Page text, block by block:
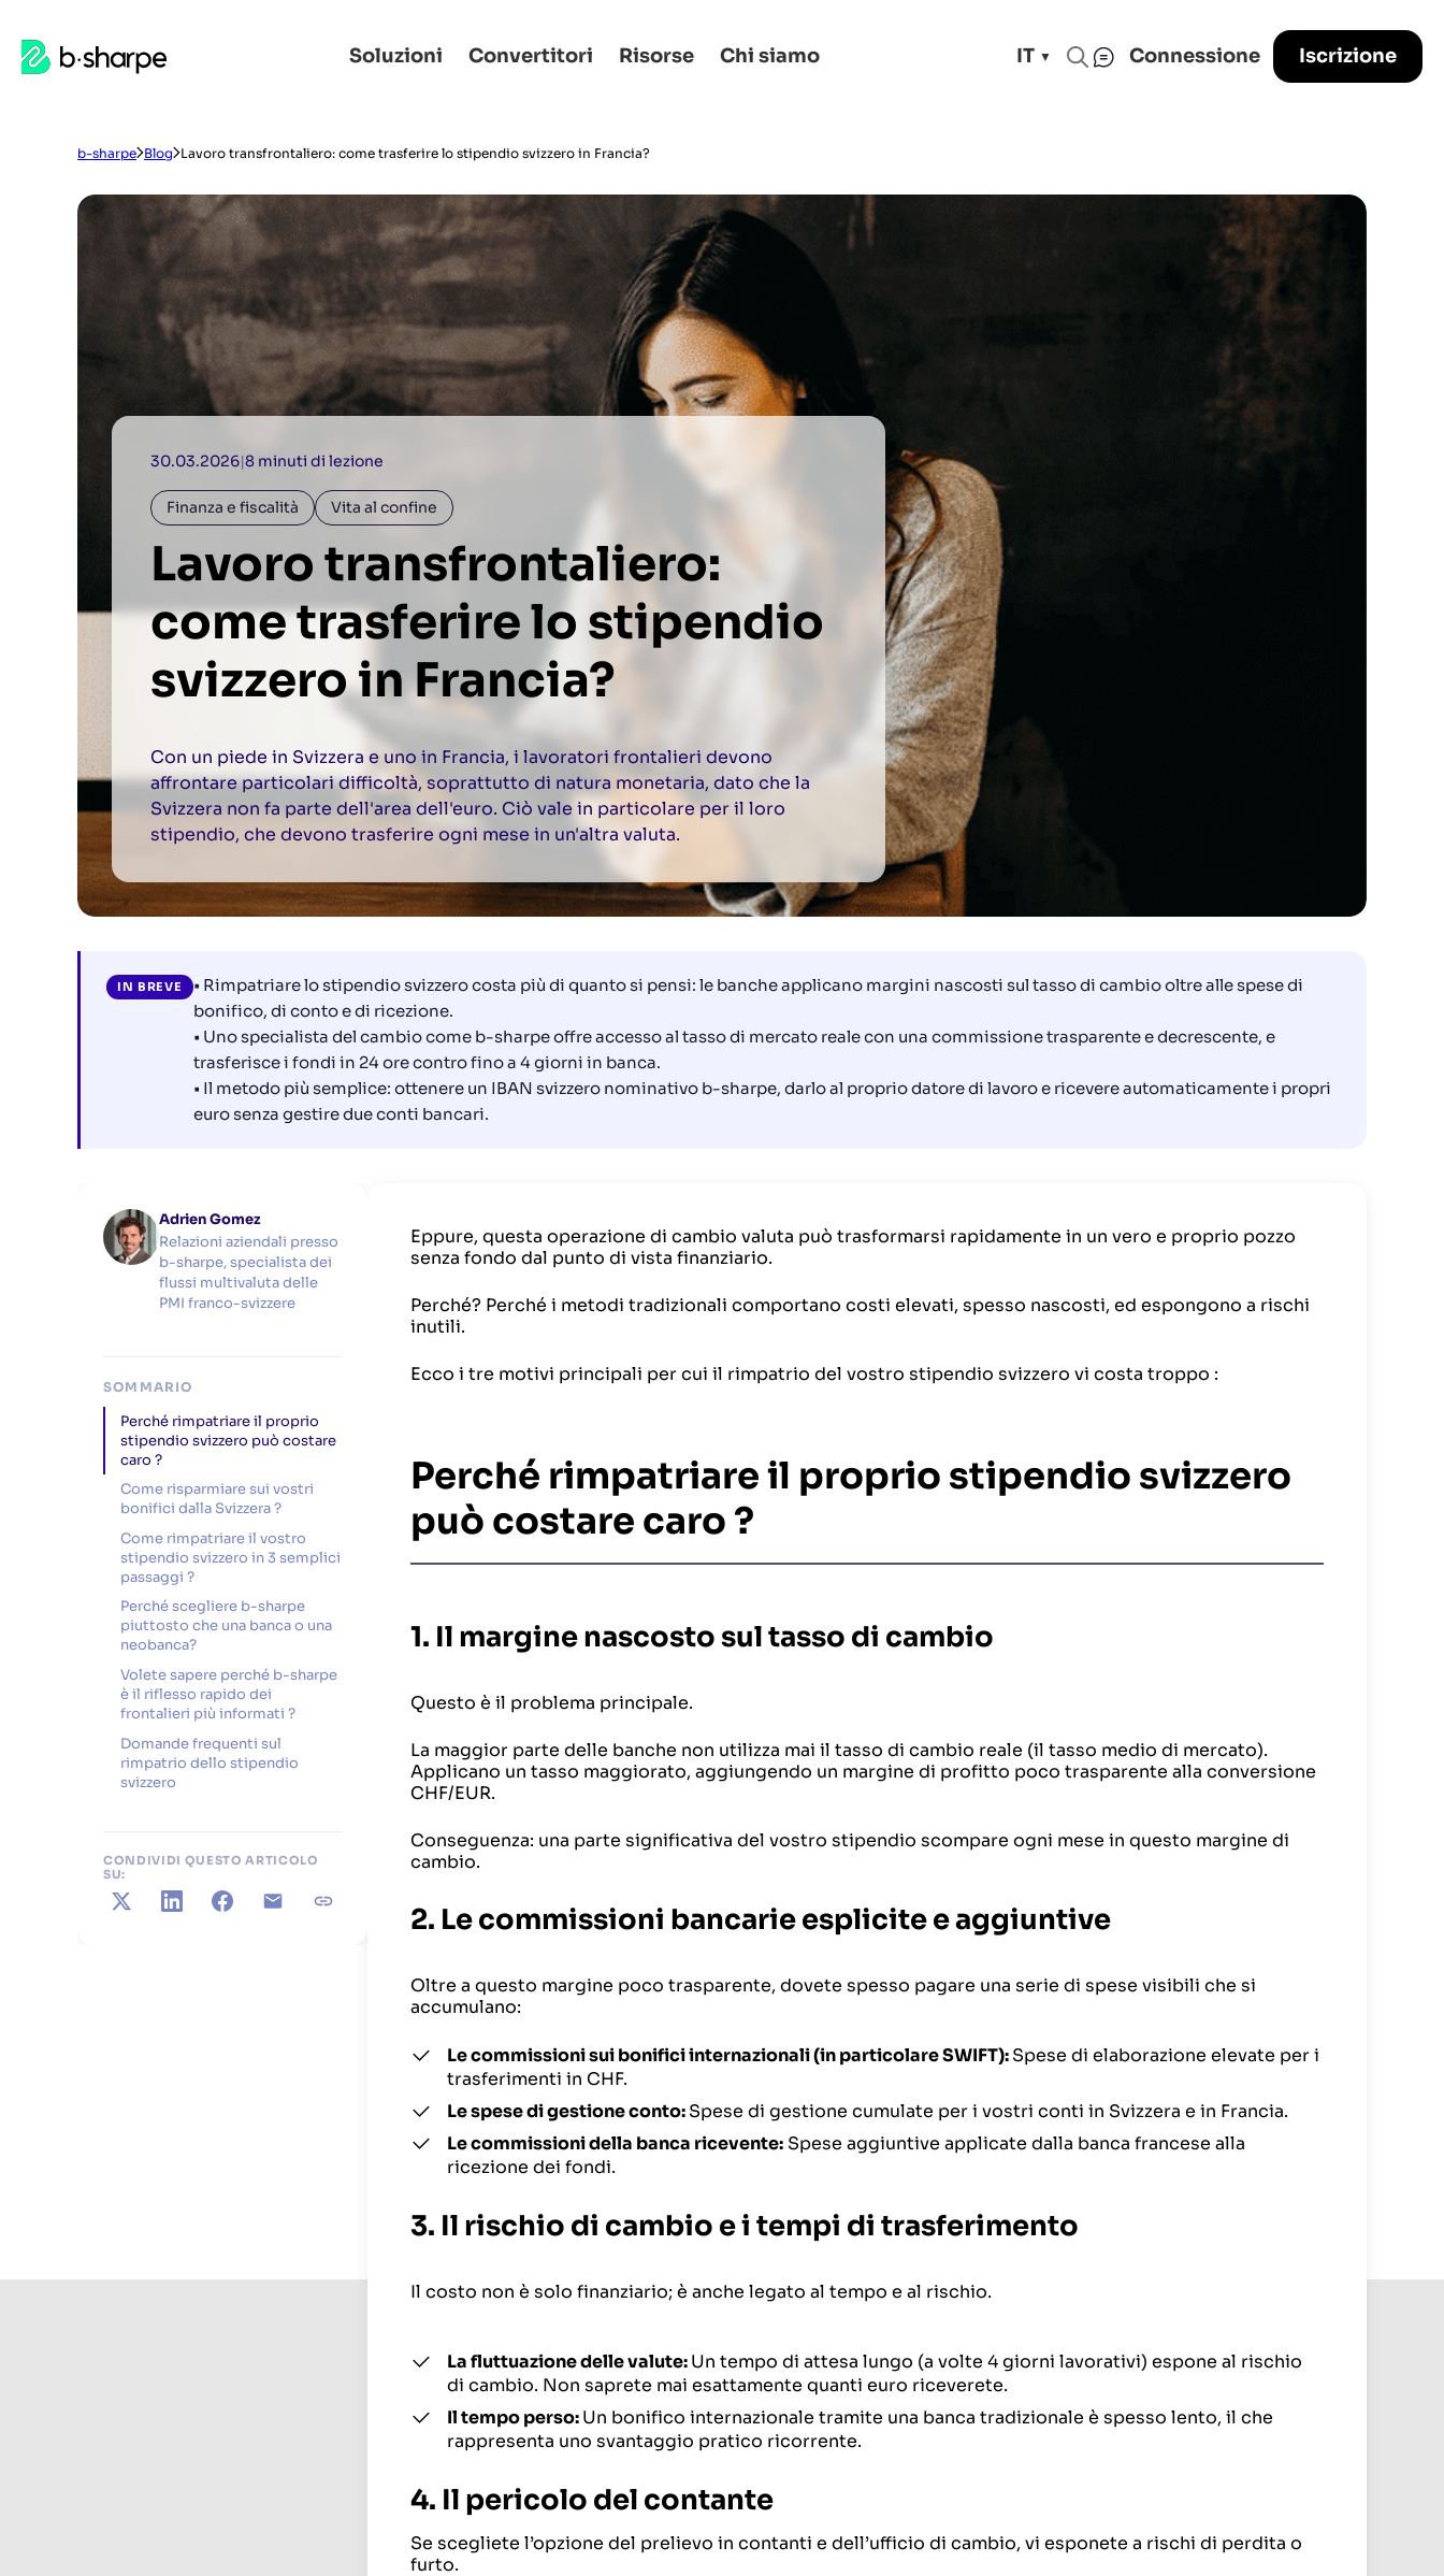
Accedere
Vai
b-
sharpe
Soluzioni Convertitori Risorse Chi siamo IT Connessione Iscrizione
b-sharpe Blog Lavoro transfrontaliero: come trasferire lo stipendio svizzero in Francia?
30.03.2026|8 minuti di lezione
Finanza e fiscalità Vita al confine
Lavoro transfrontaliero:
come trasferire lo stipendio
svizzero in Francia?
Con un piede in Svizzera e uno in Francia, i lavoratori frontalieri devono
affrontare particolari difficoltà, soprattutto di natura monetaria, dato che la
Svizzera non fa parte dell'area dell'euro. Ciò vale in particolare per il loro
stipendio, che devono trasferire ogni mese in un'altra valuta.
IN BREVE
• Rimpatriare lo stipendio svizzero costa più di quanto si pensi: le banche applicano margini nascosti sul tasso di cambio oltre alle spese di
bonifico, di conto e di ricezione.
• Uno specialista del cambio come b-sharpe offre accesso al tasso di mercato reale con una commissione trasparente e decrescente, e
trasferisce i fondi in 24 ore contro fino a 4 giorni in banca.
• Il metodo più semplice: ottenere un IBAN svizzero nominativo b-sharpe, darlo al proprio datore di lavoro e ricevere automaticamente i propri
euro senza gestire due conti bancari.
Adrien Gomez
Relazioni aziendali presso
b-sharpe, specialista dei
flussi multivaluta delle
PMI franco-svizzere
SOMMARIO
Perché rimpatriare il proprio
stipendio svizzero può costare
caro ?
Come risparmiare sui vostri
bonifici dalla Svizzera ?
Come rimpatriare il vostro
stipendio svizzero in 3 semplici
passaggi ?
Perché scegliere b-sharpe
piuttosto che una banca o una
neobanca?
Volete sapere perché b-sharpe
è il riflesso rapido dei
frontalieri più informati ?
Domande frequenti sul
rimpatrio dello stipendio
svizzero
CONDIVIDI QUESTO ARTICOLO
SU:
X LinkedInFacebookE-mailCopia il link
Eppure, questa operazione di cambio valuta può trasformarsi rapidamente in un vero e proprio pozzo
senza fondo dal punto di vista finanziario.
Perché? Perché i metodi tradizionali comportano costi elevati, spesso nascosti, ed espongono a rischi
inutili.
Ecco i tre motivi principali per cui il rimpatrio del vostro stipendio svizzero vi costa troppo :
Perché rimpatriare il proprio stipendio svizzero
può costare caro ?
1. Il margine nascosto sul tasso di cambio
Questo è il problema principale.
La maggior parte delle banche non utilizza mai il tasso di cambio reale (il tasso medio di mercato).
Applicano un tasso maggiorato, aggiungendo un margine di profitto poco trasparente alla conversione
CHF/EUR.
Conseguenza: una parte significativa del vostro stipendio scompare ogni mese in questo margine di
cambio.
2. Le commissioni bancarie esplicite e aggiuntive
Oltre a questo margine poco trasparente, dovete spesso pagare una serie di spese visibili che si
accumulano:
Le commissioni sui bonifici internazionali (in particolare SWIFT):Spese di elaborazione elevate per i
trasferimenti in CHF.
Le spese di gestione conto:Spese di gestione cumulate per i vostri conti in Svizzera e in Francia.
Le commissioni della banca ricevente: Spese aggiuntive applicate dalla banca francese alla
ricezione dei fondi.
3. Il rischio di cambio e i tempi di trasferimento
Il costo non è solo finanziario; è anche legato al tempo e al rischio.
La fluttuazione delle valute:Un tempo di attesa lungo (a volte 4 giorni lavorativi) espone al rischio
di cambio. Non saprete mai esattamente quanti euro riceverete.
Il tempo perso:Un bonifico internazionale tramite una banca tradizionale è spesso lento, il che
rappresenta uno svantaggio pratico ricorrente.
4. Il pericolo del contante
Se scegliete l’opzione del prelievo in contanti e dell’ufficio di cambio, vi esponete a rischi di perdita o
furto.